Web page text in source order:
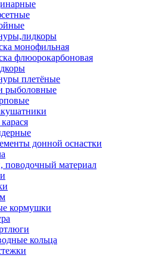
монофильная
флюорокарбоновая
плетёные
рыболовные
донной оснастки
поводочный материал
кормушки
кольца